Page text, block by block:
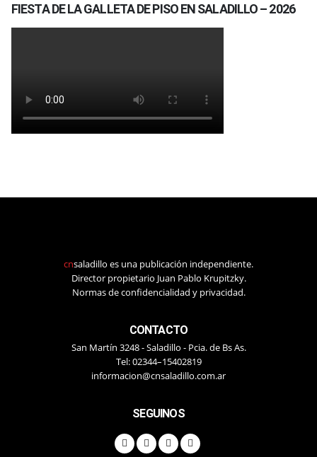
FIESTA DE LA GALLETA DE PISO EN SALADILLO – 2026
cnsaladillo es una publicación independiente.
Director propietario Juan Pablo Krupitzky.
Normas de confidencialidad y privacidad.
CONTACTO
San Martín 3248 - Saladillo - Pcia. de Bs As.
Tel: 02344–15402819
informacion@cnsaladillo.com.ar
SEGUINOS